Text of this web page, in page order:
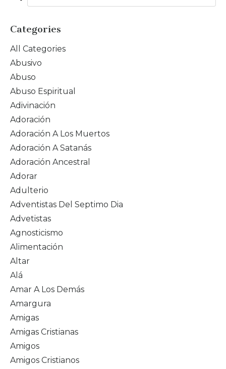
Categories
All Categories
Abusivo
Abuso
Abuso Espiritual
Adivinación
Adoración
Adoración A Los Muertos
Adoración A Satanás
Adoración Ancestral
Adorar
Adulterio
Adventistas Del Septimo Dia
Advetistas
Agnosticismo
Alimentación
Altar
Alá
Amar A Los Demás
Amargura
Amigas
Amigas Cristianas
Amigos
Amigos Cristianos